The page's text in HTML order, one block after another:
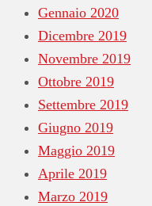
Gennaio 2020
Dicembre 2019
Novembre 2019
Ottobre 2019
Settembre 2019
Giugno 2019
Maggio 2019
Aprile 2019
Marzo 2019